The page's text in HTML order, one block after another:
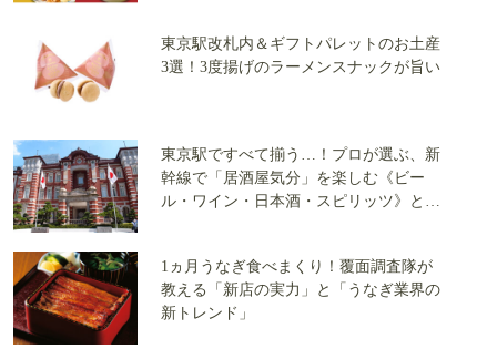
東京駅改札内＆ギフトパレットのお土産
3選！3度揚げのラーメンスナックが旨い
東京駅ですべて揃う…！プロが選ぶ、新
幹線で「居酒屋気分」を楽しむ《ビー
ル・ワイン・日本酒・スピリッツ》と
1ヵ月うなぎ食べまくり！覆面調査隊が
教える「新店の実力」と「うなぎ業界の
新トレンド」